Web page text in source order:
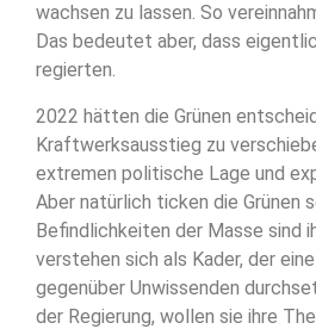
wachsen zu lassen. So
Das bedeutet aber, dass
regierten.
2022 hätten die Grünen
Kraftwerksausstieg zu
extremen politische Lage und
Aber natürlich ticken die Grünen
Befindlichkeiten der Masse sind
verstehen sich als Kader, der
gegenüber Unwissenden
der Regierung, wollen sie ihre